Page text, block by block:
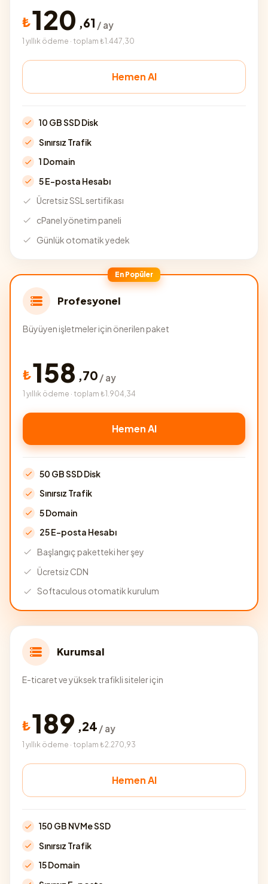
₺120 ,61 / ay
1 yıllık ödeme · toplam ₺1.447,30
Hemen Al
10 GB SSD Disk
Sınırsız Trafik
1 Domain
5 E-posta Hesabı
Ücretsiz SSL sertifikası
cPanel yönetim paneli
Günlük otomatik yedek
En Popüler
Profesyonel
Büyüyen işletmeler için önerilen paket
₺158 ,70 / ay
1 yıllık ödeme · toplam ₺1.904,34
Hemen Al
50 GB SSD Disk
Sınırsız Trafik
5 Domain
25 E-posta Hesabı
Başlangıç paketteki her şey
Ücretsiz CDN
Softaculous otomatik kurulum
Kurumsal
E-ticaret ve yüksek trafikli siteler için
₺189 ,24 / ay
1 yıllık ödeme · toplam ₺2.270,93
Hemen Al
150 GB NVMe SSD
Sınırsız Trafik
15 Domain